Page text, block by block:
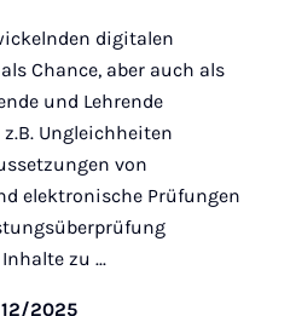
digitalen
Chance, aber auch als
und Lehrende
Ungleichheiten
von
elektronische Prüfungen
zu ...
2025